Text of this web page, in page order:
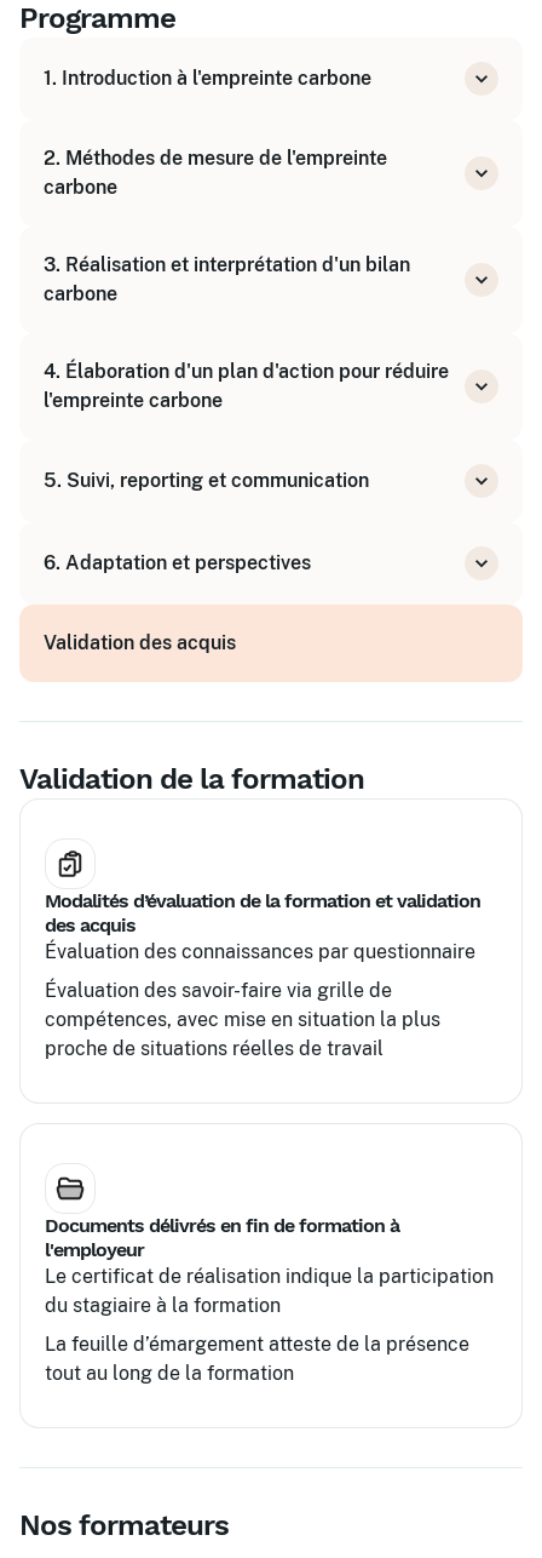
Programme
1. Introduction à l'empreinte carbone
Impact des activités humaines sur le climat
2. Méthodes de mesure de l'empreinte
carbone
Bilan des Gaz à Effet de Serre (BEGES)
Base Empreinte de l'ADEME
3. Réalisation et interprétation d'un bilan
carbone
Calcul des émissions directes et indirectes
Analyse des résultats
4. Élaboration d'un plan d'action pour réduire
l'empreinte carbone
Priorisation des actions
5. Suivi, reporting et communication
Reporting interne et externe
6. Adaptation et perspectives
climatique
Intégration dans la stratégie globale de
Validation des acquis
Validation de la formation
Modalités d’évaluation de la formation et validation
des acquis
Évaluation des connaissances par questionnaire
Évaluation des savoir-faire via grille de
compétences, avec mise en situation la plus
proche de situations réelles de travail
Documents délivrés en fin de formation à
l'employeur
Le certificat de réalisation indique la participation
du stagiaire à la formation
La feuille d’émargement atteste de la présence
tout au long de la formation
Nos formateurs